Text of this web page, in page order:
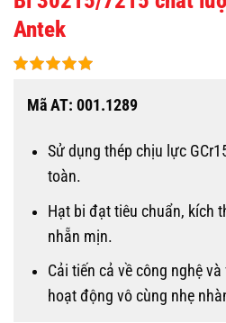
Antek
Mã AT: 001.1289
Sử dụng thép chịu lực
toàn.
Hạt bi đạt tiêu chuẩn, kích
nhẵn mịn.
Cải tiến cả về công nghệ
hoạt động vô cùng nhẹ